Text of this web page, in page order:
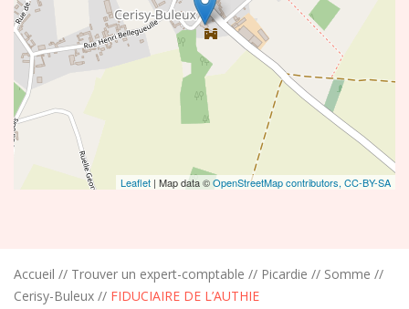
Leaflet | Map data ©OpenStreetMap contributors, CC-BY-SA
Accueil // Trouver un expert-comptable // Picardie // Somme //
Cerisy-Buleux // FIDUCIAIRE DE L’AUTHIE